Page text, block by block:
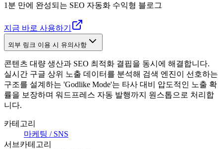
1분 만에 완성되는 SEO 자동화 수익형 블로그
지금 바로 사용하기
외부 링크 이용 시 유의사항
콘텐츠 대량 생산과 SEO 최적화 결핍을 동시에 해결합니다.
실시간 구글 상위 노출 데이터를 분석해 검색 엔진이 선호하는
구조를 설계하는 'Godlike Mode'는 타사 대비 압도적인 노출 확
률을 보장하며 워드프레스 자동 발행까지 원스톱으로 처리합
니다.
카테고리
마케팅 / SNS
서브카테고리